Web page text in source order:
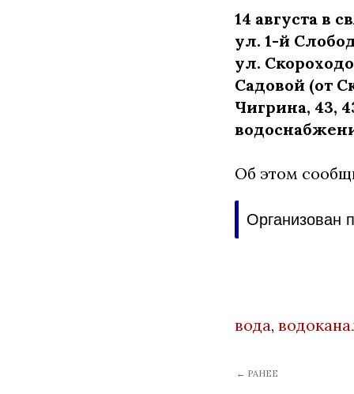
14 августа в
ул. 1-й
ул.
Садовой (от
Чигрина, 43,
Об этом
Организован
вода,
← РАНЕЕ